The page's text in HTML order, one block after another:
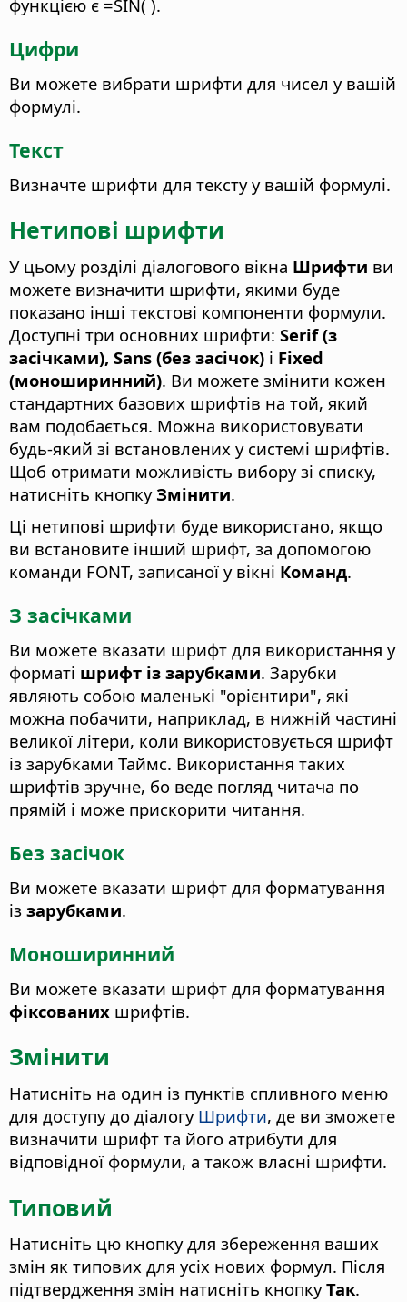
функцією є =SIN( ).
Цифри
Ви можете вибрати шрифти для чисел у вашій
формулі.
Текст
Визначте шрифти для тексту у вашій формулі.
Нетипові шрифти
У цьому розділі діалогового вікна Шрифти ви
можете визначити шрифти, якими буде
показано інші текстові компоненти формули.
Доступні три основних шрифти: Serif (з
засічками), Sans (без засічок) і Fixed
(моноширинний). Ви можете змінити кожен
стандартних базових шрифтів на той, який
вам подобається. Можна використовувати
будь-який зі встановлених у системі шрифтів.
Щоб отримати можливість вибору зі списку,
натисніть кнопку Змінити.
Ці нетипові шрифти буде використано, якщо
ви встановите інший шрифт, за допомогою
команди FONT, записаної у вікні Команд.
З засічками
Ви можете вказати шрифт для використання у
форматі шрифт із зарубками. Зарубки
являють собою маленькі "орієнтири", які
можна побачити, наприклад, в нижній частині
великої літери, коли використовується шрифт
із зарубками Таймс. Використання таких
шрифтів зручне, бо веде погляд читача по
прямій і може прискорити читання.
Без засічок
Ви можете вказати шрифт для форматування
із зарубками.
Моноширинний
Ви можете вказати шрифт для форматування
фіксованих шрифтів.
Змінити
Натисніть на один із пунктів спливного меню
для доступу до діалогу Шрифти, де ви зможете
визначити шрифт та його атрибути для
відповідної формули, а також власні шрифти.
Типовий
Натисніть цю кнопку для збереження ваших
змін як типових для усіх нових формул. Після
підтвердження змін натисніть кнопкуТак.